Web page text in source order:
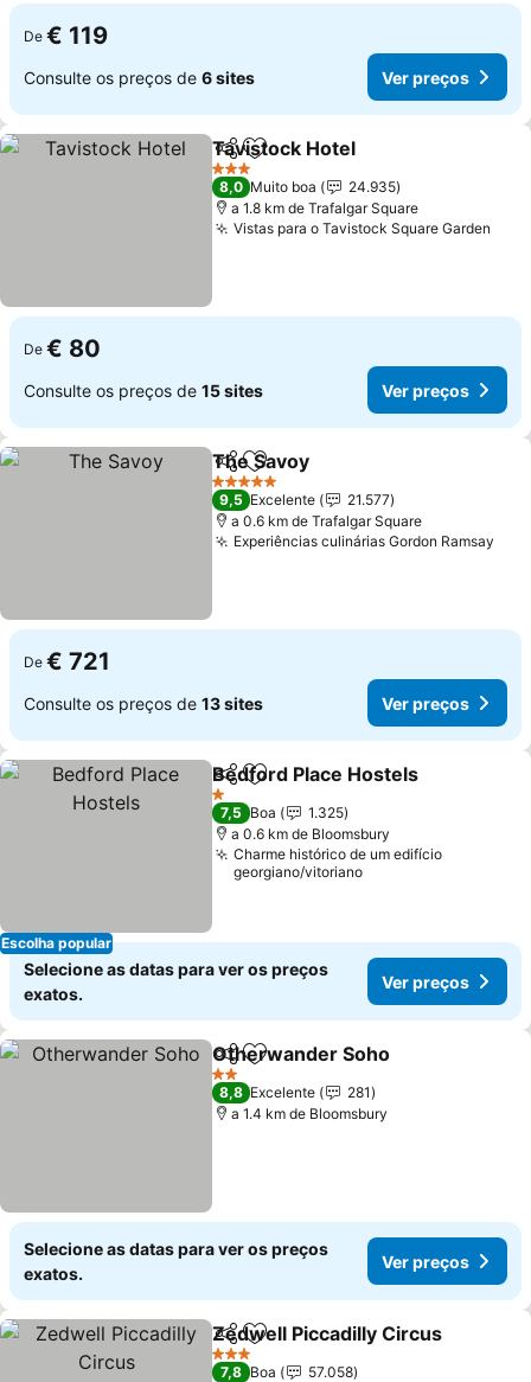
De € 119
Consulte os preços de 6 sites Ver preços
PartilharAdicionar aos favoritos
Tavistock Hotel
3 Estrelas
8,0 Muito boa
24.935
a 1.8 km de Trafalgar Square
Vistas para o Tavistock Square Garden
De € 80
Consulte os preços de 15 sites Ver preços
PartilharAdicionar aos favoritos
The Savoy
5 Estrelas
9,5 Excelente
21.577
a 0.6 km de Trafalgar Square
Experiências culinárias Gordon Ramsay
De € 721
Consulte os preços de 13 sites Ver preços
Escolha popular
PartilharAdicionar aos favoritos
Bedford Place Hostels
1 Estrelas
7,5 Boa
1.325
a 0.6 km de Bloomsbury
Charme histórico de um edifício
georgiano/vitoriano
Selecione as datas para ver os preços
exatos.
Ver preços
PartilharAdicionar aos favoritos
Otherwander Soho
2 Estrelas
8,8 Excelente
281
a 1.4 km de Bloomsbury
Selecione as datas para ver os preços
exatos.
Ver preços
PartilharAdicionar aos favoritos
Zedwell Piccadilly Circus
3 Estrelas
7,8 Boa
57.058